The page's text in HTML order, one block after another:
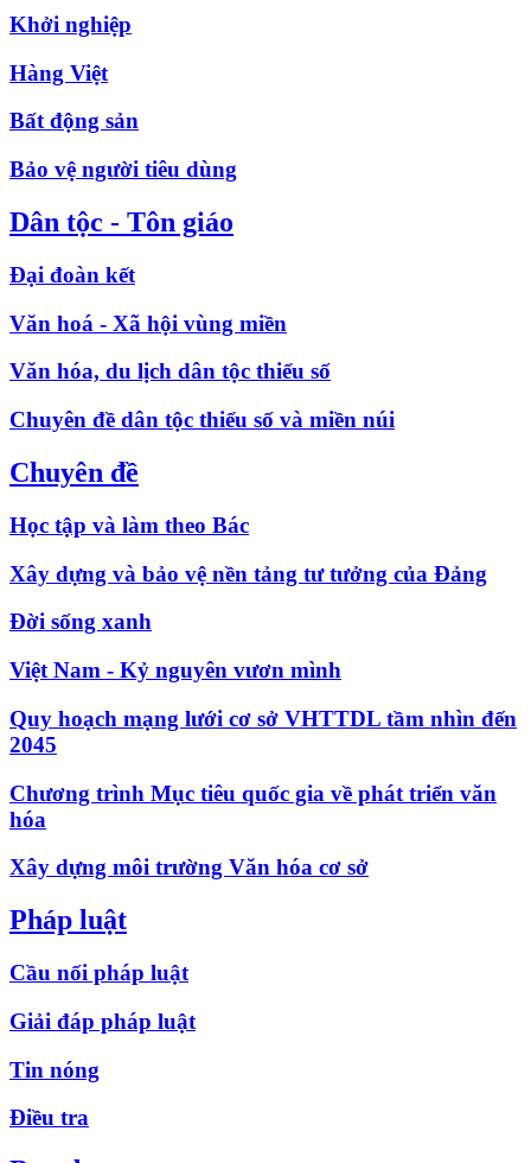
Khởi nghiệp
Hàng Việt
Bất động sản
Bảo vệ người tiêu dùng
Dân tộc - Tôn giáo
Đại đoàn kết
Văn hoá - Xã hội vùng miền
Văn hóa, du lịch dân tộc thiểu số
Chuyên đề dân tộc thiểu số và miền núi
Chuyên đề
Học tập và làm theo Bác
Xây dựng và bảo vệ nền tảng tư tưởng của Đảng
Đời sống xanh
Việt Nam - Kỷ nguyên vươn mình
Quy hoạch mạng lưới cơ sở VHTTDL tầm nhìn đến
2045
Chương trình Mục tiêu quốc gia về phát triển văn
hóa
Xây dựng môi trường Văn hóa cơ sở
Pháp luật
Cầu nối pháp luật
Giải đáp pháp luật
Tin nóng
Điều tra